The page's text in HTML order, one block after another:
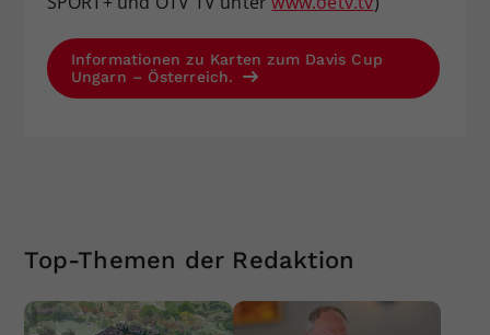
Informationen zu Karten zum Davis Cup
Ungarn – Österreich.
Top-Themen der Redaktion